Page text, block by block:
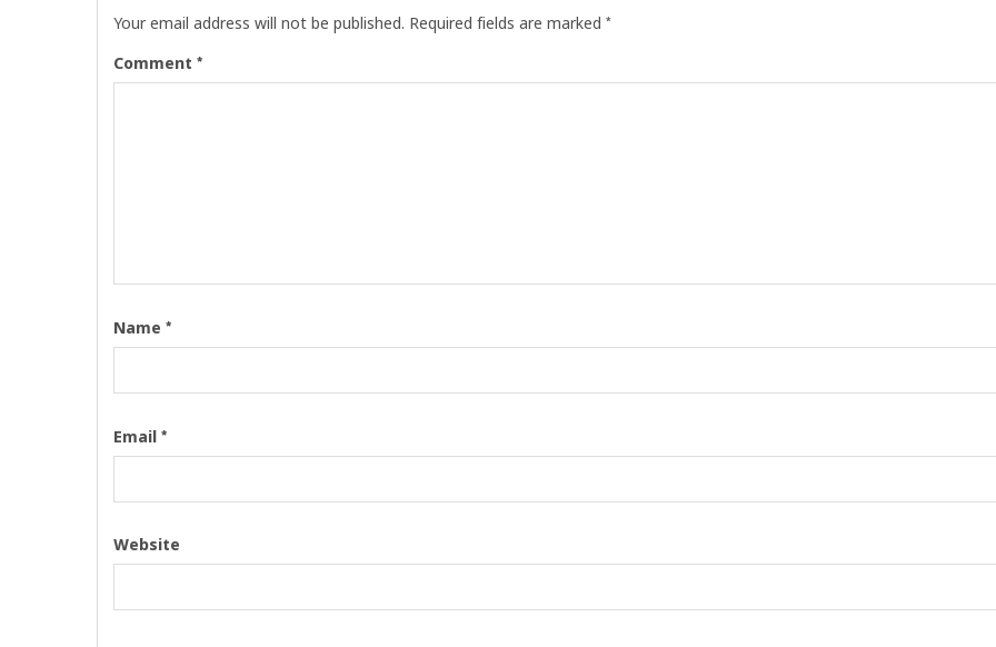
Your email address will not be published. Required fields are marked *
Comment *
Name *
Email *
Website